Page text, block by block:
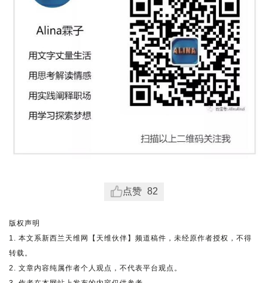
点赞 82
版权声明
1. 本文系新西兰天维网【天维伙伴】频道稿件，未经原作者授权，不得
转载。
2. 文章内容纯属作者个人观点，不代表平台观点。